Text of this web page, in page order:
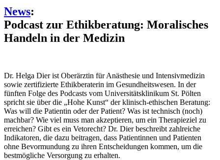
News:
Podcast zur Ethikberatung: Moralisches
Handeln in der Medizin
Dr. Helga Dier ist Oberärztin für Anästhesie und Intensivmedizin
sowie zertifizierte Ethikberaterin im Gesundheitswesen. In der
fünften Folge des Podcasts vom Universitätsklinikum St. Pölten
spricht sie über die „Hohe Kunst“ der klinisch-ethischen Beratung:
Was will die Patientin oder der Patient? Was ist technisch (noch)
machbar? Wie viel muss man akzeptieren, um ein Therapieziel zu
erreichen? Gibt es ein Vetorecht? Dr. Dier beschreibt zahlreiche
Indikatoren, die dazu beitragen, dass Patientinnen und Patienten
ohne Bevormundung zu ihren Entscheidungen kommen, um die
bestmögliche Versorgung zu erhalten.